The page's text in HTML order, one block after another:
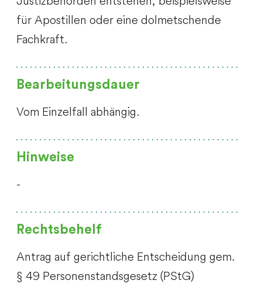
für Apostillen oder eine dolmetschende
Fachkraft.
Bearbeitungsdauer
Vom Einzelfall abhängig.
Hinweise
-
Rechtsbehelf
Antrag auf gerichtliche Entscheidung gem.
§ 49 Personenstandsgesetz (PStG)